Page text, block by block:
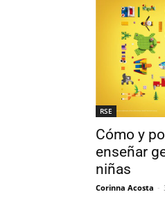
RSE
Cómo y
enseñar
niñas
Corinna Acosta -